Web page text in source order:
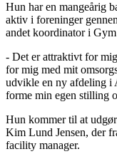
Hun har en mangeårig
aktiv i foreninger
andet koordinator i
- Det er attraktivt for
for mig med mit
udvikle en ny afdeling i
forme min egen stilling
Hun kommer til at
Kim Lund Jensen, der
facility manager.